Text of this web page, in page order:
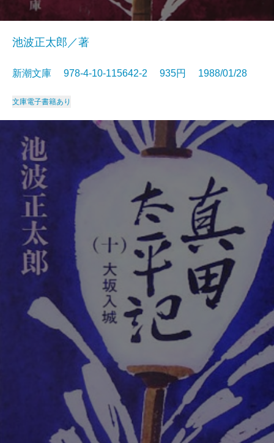
池波正太郎／著
新潮文庫 978-4-10-115642-2 935円 1988/01/28
文庫電子書籍あり